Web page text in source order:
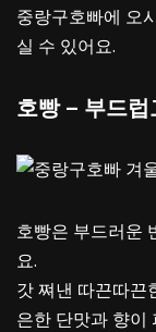
중랑구호빠에 오
실 수 있어요.
호빵 – 부드
호빵은 부드러운
요.
갓 쪄낸 따끈따끈
은한 단맛과 향이